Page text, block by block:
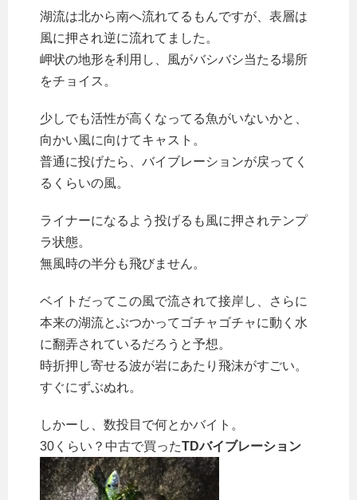
湖流は北から南へ流れてるもんですが、表層は
風に押され逆に流れてました。
岬状の地形を利用し、風がバシバシ当たる場所
をチョイス。
少しでも活性が高くなってる魚がいないかと、
向かい風に向けてキャスト。
普通に投げたら、バイブレーションが戻ってく
るくらいの風。
ライナーになるよう投げるも風に押されテンプ
ラ状態。
無風時の半分も飛びません。
ベイトだってこの風で流されて接岸し、さらに
本来の湖流とぶつかってゴチャゴチャに動く水
に翻弄されているだろうと予想。
時折押し寄せる波が岩にあたり飛沫がすごい。
すぐにずぶぬれ。
しかーし、数投目で何とかバイト。
30くらい？中古で買ったTDバイブレーション